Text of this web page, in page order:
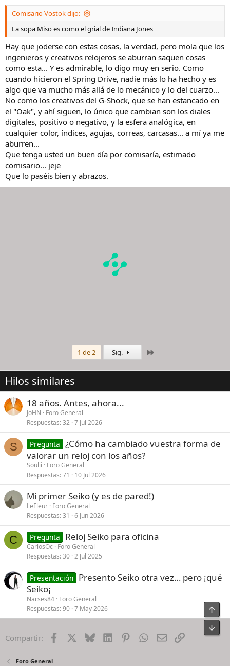
Comisario Vostok dijo:
La sopa Miso es como el grial de Indiana Jones
Hay que joderse con estas cosas, la verdad, pero mola que los
ingenieros y creativos relojeros se aburran saquen cosas
como esta... Y es admirable, lo digo muy en serio. Como
cuando hicieron el Spring Drive, nadie más lo ha hecho y es
algo que va mucho más allá de lo mecánico y lo del cuarzo...
No como los creativos del G-Shock, que se han estancado en
el "Oak", y ahí siguen, lo único que cambian son los diales
digitales, positivo o negativo, y la esfera analógica, en
cualquier color, índices, agujas, correas, carcasas... a mí ya me
aburren...
Que tenga usted un buen día por comisaría, estimado
comisario... jeje
Que lo paséis bien y abrazos.
1 de 2 Sig.
Hilos similares
18 años. Antes, ahora...
JoHN
Foro General
Respuestas 32 7 Jul 2026
S Pregunta ¿Cómo ha cambiado vuestra forma de
valorar un reloj con los años?
Soulii
Foro General
Respuestas 71 10 Jul 2026
Mi primer Seiko (y es de pared!)
LeFleur Foro General
Respuestas 31 6 Jun 2026
C Pregunta Reloj Seiko para oficina
CarlosOc
Foro General
Respuestas 30 2 Jul 2025
Presentación Presento Seiko otra vez… pero ¡qué
Seiko¡
Narses84 Foro General
Respuestas 90 7 May 2026
Compartir: Facebook BlueskyLinkedInPinterestWhatsApp
EmailEnlace
Foro General